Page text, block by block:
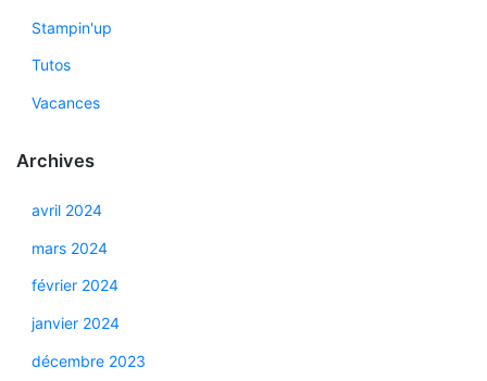
Stampin'up
Tutos
Vacances
Archives
avril 2024
mars 2024
février 2024
janvier 2024
décembre 2023